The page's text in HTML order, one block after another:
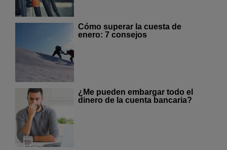
Cómo superar la cuesta de
enero: 7 consejos
¿Me pueden embargar todo el
dinero de la cuenta bancaria?